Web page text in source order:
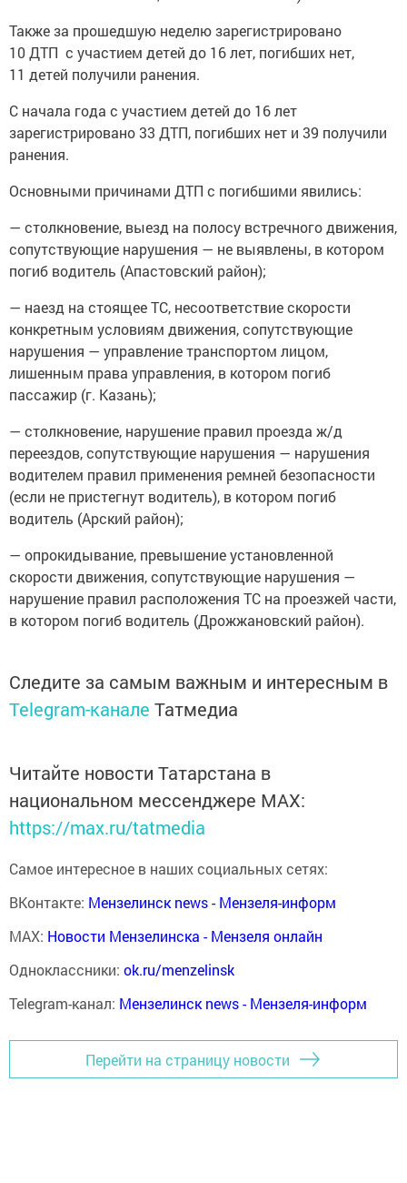
Также за прошедшую неделю зарегистрировано
10 ДТП с участием детей до 16 лет, погибших нет,
11 детей получили ранения.
С начала года с участием детей до 16 лет
зарегистрировано 33 ДТП, погибших нет и 39 получили
ранения.
Основными причинами ДТП с погибшими явились:
— столкновение, выезд на полосу встречного движения,
сопутствующие нарушения — не выявлены, в котором
погиб водитель (Апастовский район);
— наезд на стоящее ТС, несоответствие скорости
конкретным условиям движения, сопутствующие
нарушения — управление транспортом лицом,
лишенным права управления, в котором погиб
пассажир (г. Казань);
— столкновение, нарушение правил проезда ж/д
переездов, сопутствующие нарушения — нарушения
водителем правил применения ремней безопасности
(если не пристегнут водитель), в котором погиб
водитель (Арский район);
— опрокидывание, превышение установленной
скорости движения, сопутствующие нарушения —
нарушение правил расположения ТС на проезжей части,
в котором погиб водитель (Дрожжановский район).
Следите за самым важным и интересным в
Telegram-канале Татмедиа
Читайте новости Татарстана в
национальном мессенджере MАХ:
https://max.ru/tatmedia
Самое интересное в наших социальных сетях:
ВКонтакте: Мензелинск news - Мензеля-информ
MAX: Новости Мензелинска - Мензеля онлайн
Одноклассники: ok.ru/menzelinsk
Telegram-канал: Мензелинск news - Мензеля-информ
Перейти на страницу новости